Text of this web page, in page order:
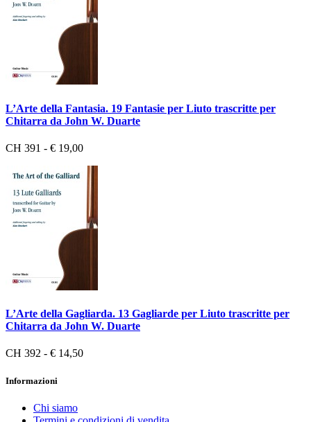
L’Arte della Fantasia. 19 Fantasie per Liuto trascritte per
Chitarra da John W. Duarte
CH 391 - € 19,00
L’Arte della Gagliarda. 13 Gagliarde per Liuto trascritte per
Chitarra da John W. Duarte
CH 392 - € 14,50
Informazioni
Chi siamo